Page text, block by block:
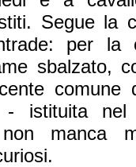
Segue la
per la
sbalzato,
comune
- istituita
non manca